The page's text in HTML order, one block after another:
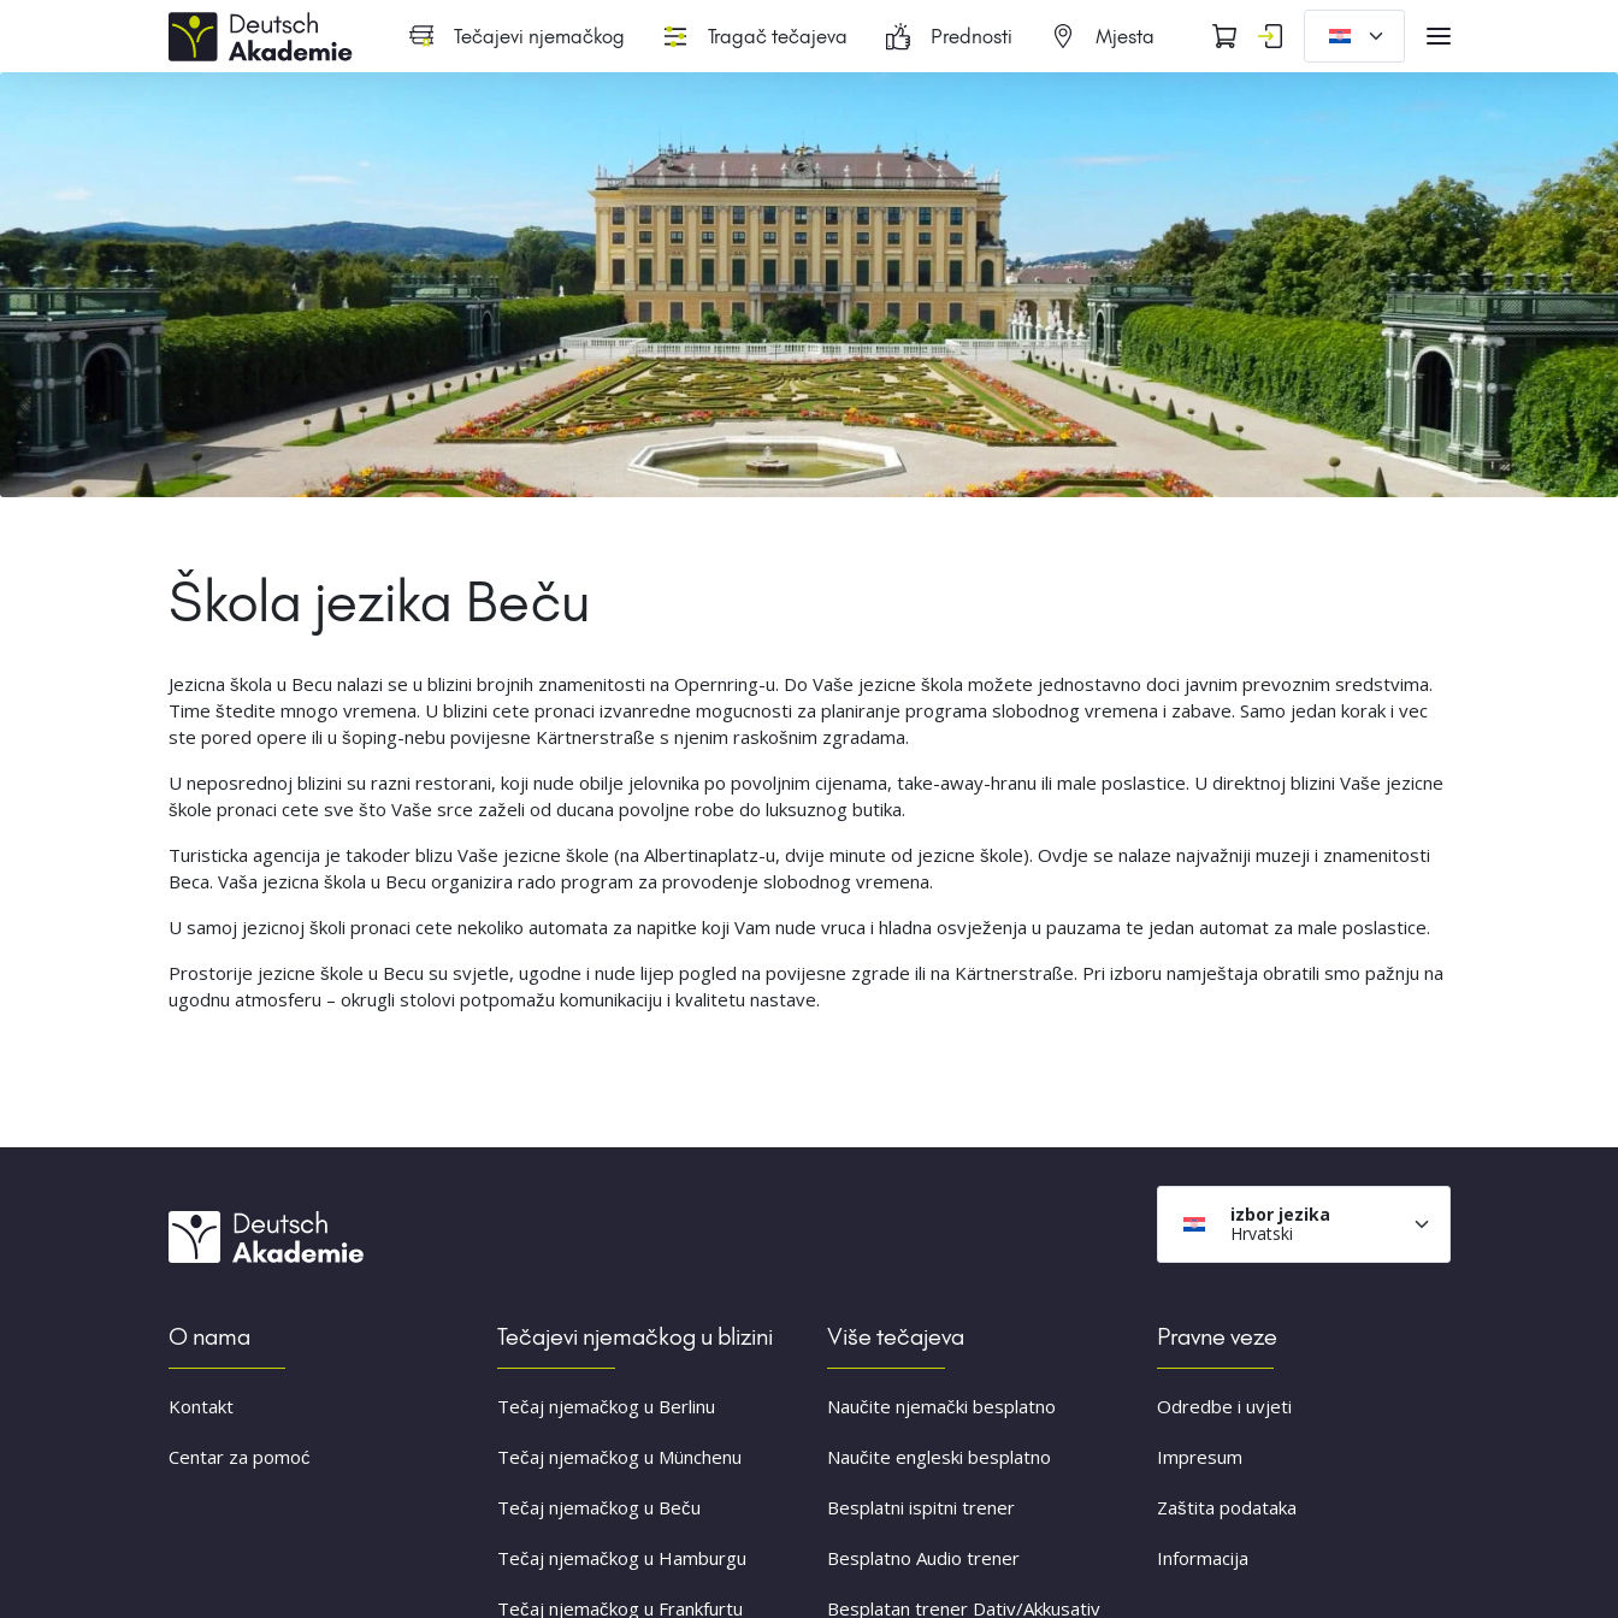
Tečajevi njemačkog Tragač tečajeva Prednosti Mjesta
Škola jezika Beču
Jezicna škola u Becu nalazi se u blizini brojnih znamenitosti na Opernring-u. Do Vaše jezicne škola možete jednostavno doci javnim prevoznim sredstvima.
Time štedite mnogo vremena. U blizini cete pronaci izvanredne mogucnosti za planiranje programa slobodnog vremena i zabave. Samo jedan korak i vec
ste pored opere ili u šoping-nebu povijesne Kärtnerstraße s njenim raskošnim zgradama.
U neposrednoj blizini su razni restorani, koji nude obilje jelovnika po povoljnim cijenama, take-away-hranu ili male poslastice. U direktnoj blizini Vaše jezicne
škole pronaci cete sve što Vaše srce zaželi od ducana povoljne robe do luksuznog butika.
Turisticka agencija je takoder blizu Vaše jezicne škole (na Albertinaplatz-u, dvije minute od jezicne škole). Ovdje se nalaze najvažniji muzeji i znamenitosti
Beca. Vaša jezicna škola u Becu organizira rado program za provodenje slobodnog vremena.
U samoj jezicnoj školi pronaci cete nekoliko automata za napitke koji Vam nude vruca i hladna osvježenja u pauzama te jedan automat za male poslastice.
Prostorije jezicne škole u Becu su svjetle, ugodne i nude lijep pogled na povijesne zgrade ili na Kärtnerstraße. Pri izboru namještaja obratili smo pažnju na
ugodnu atmosferu – okrugli stolovi potpomažu komunikaciju i kvalitetu nastave.
izbor jezika
Hrvatski
O nama
Kontakt
Centar za pomoć
Tečajevi njemačkog u blizini
Tečaj njemačkog u Berlinu
Tečaj njemačkog u Münchenu
Tečaj njemačkog u Beču
Tečaj njemačkog u Hamburgu
Tečaj njemačkog u Frankfurtu
Više tečajeva
Naučite njemački besplatno
Naučite engleski besplatno
Besplatni ispitni trener
Besplatno Audio trener
Besplatan trener Dativ/Akkusativ
Pravne veze
Odredbe i uvjeti
Impresum
Zaštita podataka
Informacija